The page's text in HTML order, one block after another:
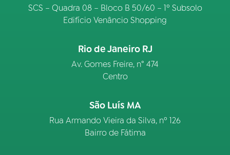
SCS – Quadra 08 – Bloco B 50/60 – 1º Subsolo
Edifício Venâncio Shopping
Rio de Janeiro RJ
Av. Gomes Freire, n° 474
Centro
São Luís MA
Rua Armando Vieira da Silva, nº 126
Bairro de Fátima